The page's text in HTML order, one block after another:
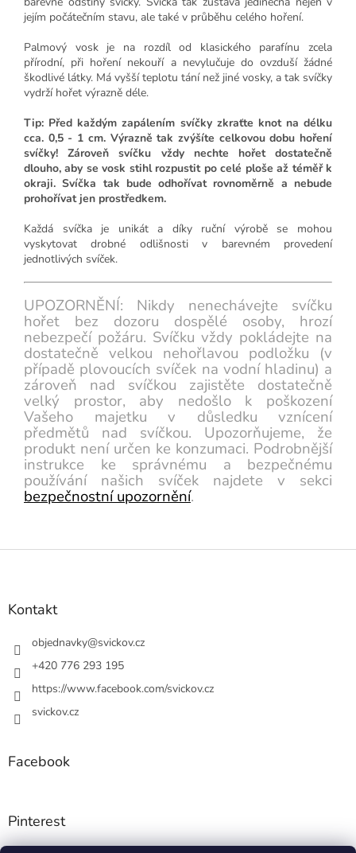
jejím počátečním stavu, ale také v průběhu celého hoření.
Palmový vosk je na rozdíl od klasického parafínu zcela
přírodní, při hoření nekouří a nevylučuje do ovzduší žádné
škodlivé látky. Má vyšší teplotu tání než jiné vosky, a tak svíčky
vydrží hořet výrazně déle.
Tip: Před každým zapálením svíčky zkraťte knot na délku
cca. 0,5 - 1 cm. Výrazně tak zvýšíte celkovou dobu hoření
svíčky! Zároveň svíčku vždy nechte hořet dostatečně
dlouho, aby se vosk stihl rozpustit po celé ploše až téměř k
okraji. Svíčka tak bude odhořívat rovnoměrně a nebude
prohořívat jen prostředkem.
Každá svíčka je unikát a díky ruční výrobě se mohou
vyskytovat drobné odlišnosti v barevném provedení
jednotlivých svíček.
UPOZORNĚNÍ: Nikdy nenechávejte svíčku
hořet bez dozoru dospělé osoby, hrozí
nebezpečí požáru. Svíčku vždy pokládejte na
dostatečně velkou nehořlavou podložku (v
případě plovoucích svíček na vodní hladinu) a
zároveň nad svíčkou zajistěte dostatečně
velký prostor, aby nedošlo k poškození
Vašeho majetku v důsledku vznícení
předmětů nad svíčkou. Upozorňujeme, že
produkt není určen ke konzumaci. Podrobnější
instrukce ke správnému a bezpečnému
používání našich svíček najdete v sekci
bezpečnostní upozornění.
Z
Kontakt
objednavky@svickov.cz
+420 776 293 195
https://www.facebook.com/svickov.cz
svickov.cz
Facebook
Pinterest